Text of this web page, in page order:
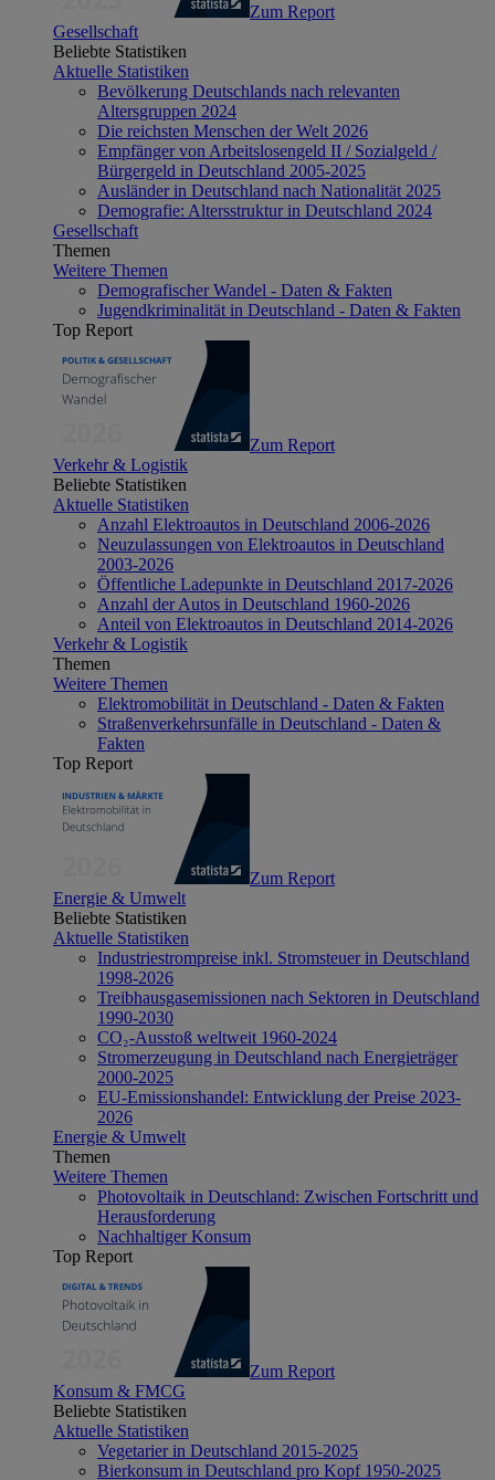
Zum Report
Gesellschaft
Beliebte Statistiken
Aktuelle Statistiken
Bevölkerung Deutschlands nach relevanten
Altersgruppen 2024
Die reichsten Menschen der Welt 2026
Empfänger von Arbeitslosengeld II / Sozialgeld /
Bürgergeld in Deutschland 2005-2025
Ausländer in Deutschland nach Nationalität 2025
Demografie: Altersstruktur in Deutschland 2024
Gesellschaft
Themen
Weitere Themen
Demografischer Wandel - Daten & Fakten
Jugendkriminalität in Deutschland - Daten & Fakten
Top Report
Zum Report
Verkehr & Logistik
Beliebte Statistiken
Aktuelle Statistiken
Anzahl Elektroautos in Deutschland 2006-2026
Neuzulassungen von Elektroautos in Deutschland
2003-2026
Öffentliche Ladepunkte in Deutschland 2017-2026
Anzahl der Autos in Deutschland 1960-2026
Anteil von Elektroautos in Deutschland 2014-2026
Verkehr & Logistik
Themen
Weitere Themen
Elektromobilität in Deutschland - Daten & Fakten
Straßenverkehrsunfälle in Deutschland - Daten &
Fakten
Top Report
Zum Report
Energie & Umwelt
Beliebte Statistiken
Aktuelle Statistiken
Industriestrompreise inkl. Stromsteuer in Deutschland
1998-2026
Treibhausgasemissionen nach Sektoren in Deutschland
1990-2030
CO₂-Ausstoß weltweit 1960-2024
Stromerzeugung in Deutschland nach Energieträger
2000-2025
EU-Emissionshandel: Entwicklung der Preise 2023-
2026
Energie & Umwelt
Themen
Weitere Themen
Photovoltaik in Deutschland: Zwischen Fortschritt und
Herausforderung
Nachhaltiger Konsum
Top Report
Zum Report
Konsum & FMCG
Beliebte Statistiken
Aktuelle Statistiken
Vegetarier in Deutschland 2015-2025
Bierkonsum in Deutschland pro Kopf 1950-2025